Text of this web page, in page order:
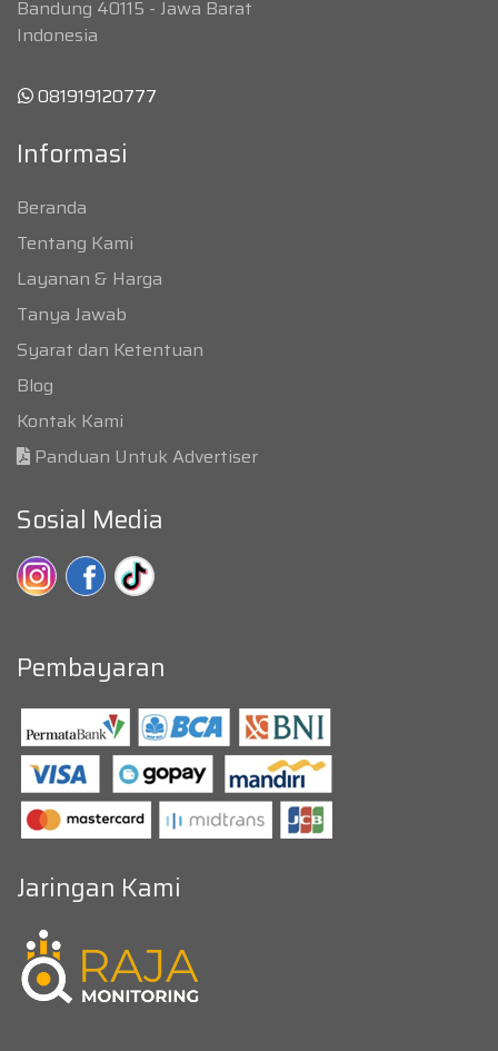
Bandung 40115 - Jawa Barat
Indonesia
081919120777
Informasi
Beranda
Tentang Kami
Layanan & Harga
Tanya Jawab
Syarat dan Ketentuan
Blog
Kontak Kami
Panduan Untuk Advertiser
Sosial Media
Pembayaran
Jaringan Kami